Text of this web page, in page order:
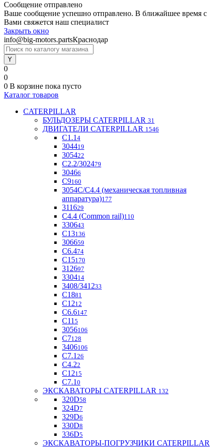
Сообщение отправлено
Ваше сообщение успешно отправлено. В ближайшее время с
Вами свяжется наш специалист
Закрыть окно
info@big-motors.partsКраснодар
0
0
0 В корзине пока пусто
Каталог товаров
CATERPILLAR
БУЛЬДОЗЕРЫ CATERPILLAR 31
ДВИГАТЕЛИ CATERPILLAR 1546
C1.1 4
304419
305422
С2.2/302479
30466
С9160
3054С/С4.4 (механическая топливная
аппаратура)177
311629
С4.4 (Common rail)110
330643
С13136
306659
С6.474
С15170
312697
330414
3408/341233
С1881
C1212
С6.6147
C11 5
3056106
С7128
3406106
C7.1 26
C4.22
С1215
С7.1 0
ЭКСКАВАТОРЫ CATERPILLAR 132
320D58
324D7
329D6
330D8
336D5
ЭКСКАВАТОРЫ-ПОГРУЗЧИКИ CATERPILLAR